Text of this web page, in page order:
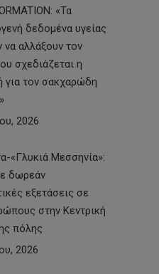
«Τα
δεδομένα υγείας
να αλλάξουν τον
σχεδιάζεται η
για τον σακχαρώδη
2026
«Γλυκιά Μεσσηνία»:
δωρεάν
εξετάσεις σε
στην Κεντρική
πόλης
2026